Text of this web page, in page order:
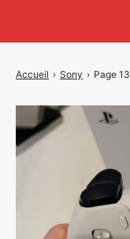
Accueil › Sony › Page 13